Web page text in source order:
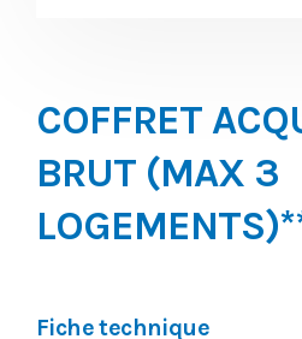
COFFRET
BRUT (MAX 3
Fiche technique